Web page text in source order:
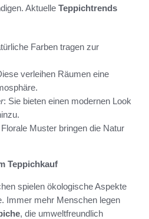
Aktuelle Teppichtrends
Farben tragen zur
verleihen Räumen eine
: Sie bieten einen modernen Look
Florale Muster bringen die Natur
Teppichkauf
spielen ökologische Aspekte
Immer mehr Menschen legen
, die umweltfreundlich